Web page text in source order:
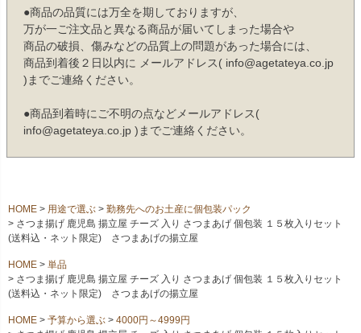
●商品の品質には万全を期しておりますが、
万が一ご注文品と異なる商品が届いてしまった場合や
商品の破損、傷みなどの品質上の問題があった場合には、
商品到着後２日以内に メールアドレス( info@agetateya.co.jp
)までご連絡ください。
●商品到着時にご不明の点などメールアドレス(
info@agetateya.co.jp )までご連絡ください。
HOME 用途で選ぶ
勤務先へのお土産に個包装パック
さつま揚げ 鹿児島 揚立屋 チーズ 入り さつまあげ 個包装 １５枚入りセット
(送料込・ネット限定) さつまあげの揚立屋
HOME
単品
さつま揚げ 鹿児島 揚立屋 チーズ 入り さつまあげ 個包装 １５枚入りセット
(送料込・ネット限定) さつまあげの揚立屋
HOME 予算から選ぶ
4000円～4999円